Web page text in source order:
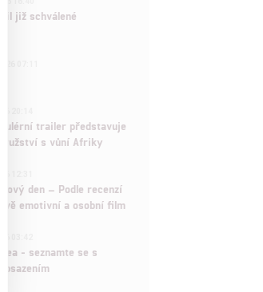
již schválené
trailer představuje
s vůní Afriky
12:31
nový den – Podle recenzí
emotivní a osobní film
- seznamte se s